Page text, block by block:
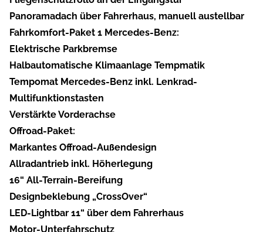
Panoramadach über Fahrerhaus, manuell austellbar
Fahrkomfort-Paket 1 Mercedes-Benz:
Elektrische Parkbremse
Halbautomatische Klimaanlage Tempmatik
Tempomat Mercedes-Benz inkl. Lenkrad-
Multifunktionstasten
Verstärkte Vorderachse
Offroad-Paket:
Markantes Offroad-Außendesign
Allradantrieb inkl. Höherlegung
16“ All-Terrain-Bereifung
Designbeklebung „CrossOver“
LED-Lightbar 11“ über dem Fahrerhaus
Motor-Unterfahrschutz